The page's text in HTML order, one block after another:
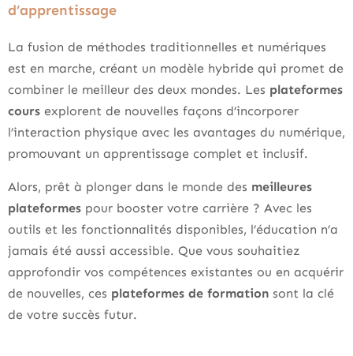
d’apprentissage
La fusion de méthodes traditionnelles et numériques
est en marche, créant un modèle hybride qui promet de
combiner le meilleur des deux mondes. Les plateformes
cours explorent de nouvelles façons d’incorporer
l’interaction physique avec les avantages du numérique,
promouvant un apprentissage complet et inclusif.
Alors, prêt à plonger dans le monde des meilleures
plateformes pour booster votre carrière ? Avec les
outils et les fonctionnalités disponibles, l’éducation n’a
jamais été aussi accessible. Que vous souhaitiez
approfondir vos compétences existantes ou en acquérir
de nouvelles, ces plateformes de formation sont la clé
de votre succès futur.